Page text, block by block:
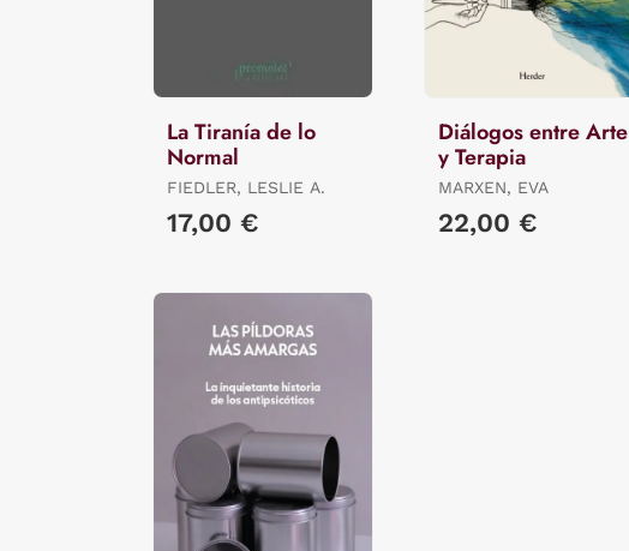
La Tiranía de lo
Normal
FIEDLER, LESLIE A.
17,00 €
Diálogos entre Arte
y Terapia
MARXEN, EVA
22,00 €